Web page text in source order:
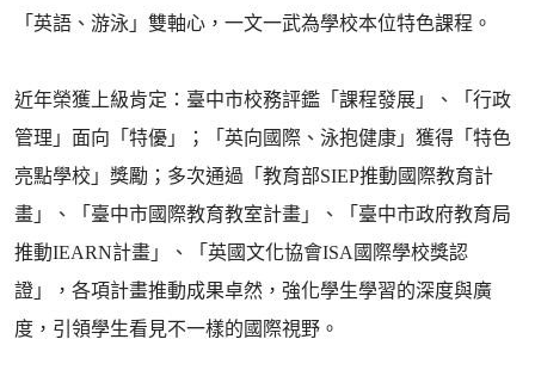
「英語、游泳」雙軸心，一文一武為學校本位特色課程。
近年榮獲上級肯定：臺中市校務評鑑「課程發展」、「行政
管理」面向「特優」；「英向國際、泳抱健康」獲得「特色
亮點學校」獎勵；多次通過「教育部SIEP推動國際教育計
畫」、「臺中市國際教育教室計畫」、「臺中市政府教育局
推動IEARN計畫」、「英國文化協會ISA國際學校獎認
證」，各項計畫推動成果卓然，強化學生學習的深度與廣
度，引領學生看見不一樣的國際視野。